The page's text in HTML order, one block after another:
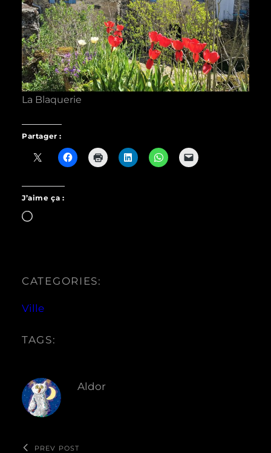
La Blaquerie
Partager :
J’aime ça :
Chargement…
CATEGORIES:
Ville
TAGS:
Aldor
PREV POST